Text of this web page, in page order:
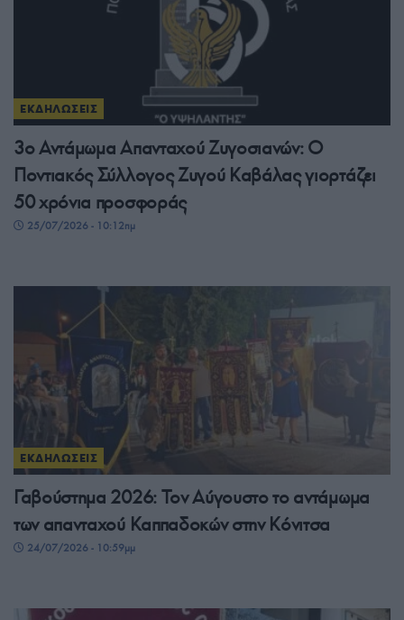
ΕΚΔΗΛΩΣΕΙΣ
3ο Αντάμωμα Απανταχού Ζυγοσιανών: Ο
Ποντιακός Σύλλογος Ζυγού Καβάλας γιορτάζει
50 χρόνια προσφοράς
25/07/2026 - 10:12πμ
ΕΚΔΗΛΩΣΕΙΣ
Γαβούστημα 2026: Τον Αύγουστο το αντάμωμα
των απανταχού Καππαδοκών στην Κόνιτσα
24/07/2026 - 10:59μμ